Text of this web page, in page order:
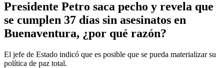
Presidente Petro saca pecho y revela que
se cumplen 37 días sin asesinatos en
Buenaventura, ¿por qué razón?
El jefe de Estado indicó que es posible que se pueda materializar su
política de paz total.